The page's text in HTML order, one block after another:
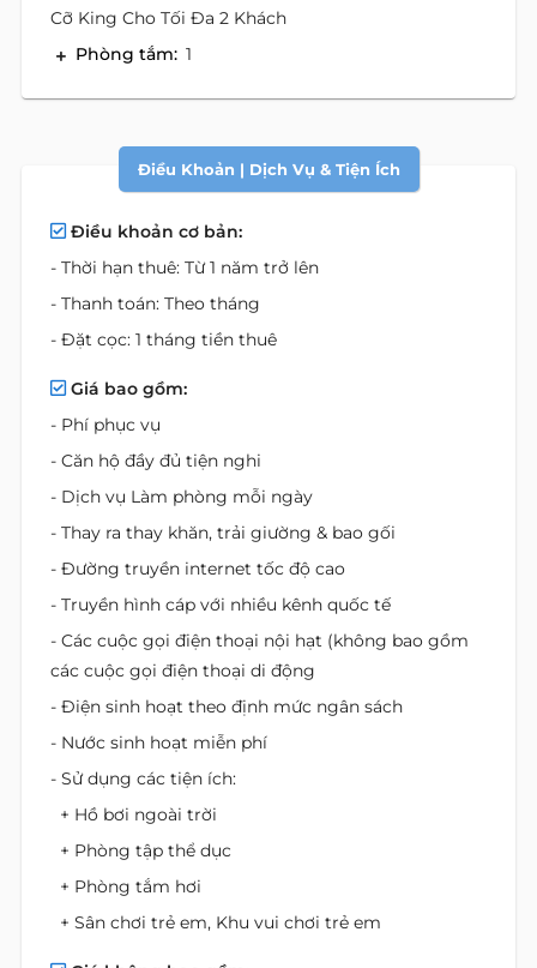
Cỡ King Cho Tối Đa 2 Khách
Phòng tắm: 1
Điều Khoản | Dịch Vụ & Tiện Ích
Điều khoản cơ bản:
- Thời hạn thuê: Từ 1 năm trở lên
- Thanh toán: Theo tháng
- Đặt cọc: 1 tháng tiền thuê
Giá bao gồm:
- Phí phục vụ
- Căn hộ đầy đủ tiện nghi
- Dịch vụ Làm phòng mỗi ngày
- Thay ra thay khăn, trải giường & bao gối
- Đường truyền internet tốc độ cao
- Truyền hình cáp với nhiều kênh quốc tế
- Các cuộc gọi điện thoại nội hạt (không bao gồm
các cuộc gọi điện thoại di động
- Điện sinh hoạt theo định mức ngân sách
- Nước sinh hoạt miễn phí
- Sử dụng các tiện ích:
+ Hồ bơi ngoài trời
+ Phòng tập thể dục
+ Phòng tắm hơi
+ Sân chơi trẻ em, Khu vui chơi trẻ em